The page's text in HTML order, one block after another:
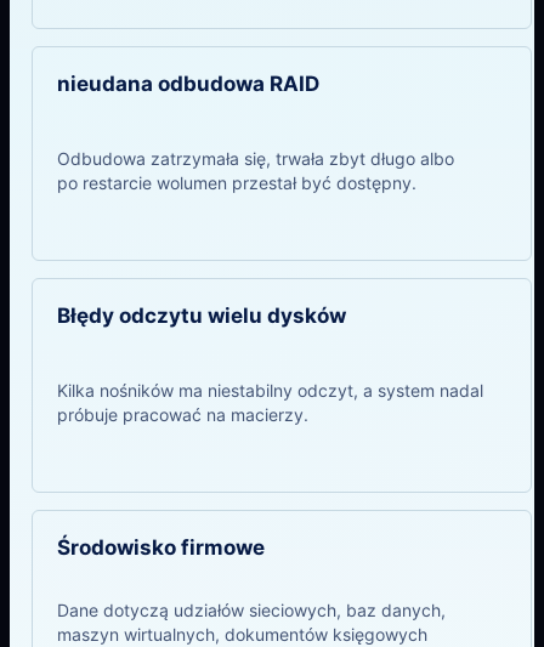
nieudana odbudowa RAID
Odbudowa zatrzymała się, trwała zbyt długo albo
po restarcie wolumen przestał być dostępny.
Błędy odczytu wielu dysków
Kilka nośników ma niestabilny odczyt, a system nadal
próbuje pracować na macierzy.
Środowisko firmowe
Dane dotyczą udziałów sieciowych, baz danych,
maszyn wirtualnych, dokumentów księgowych